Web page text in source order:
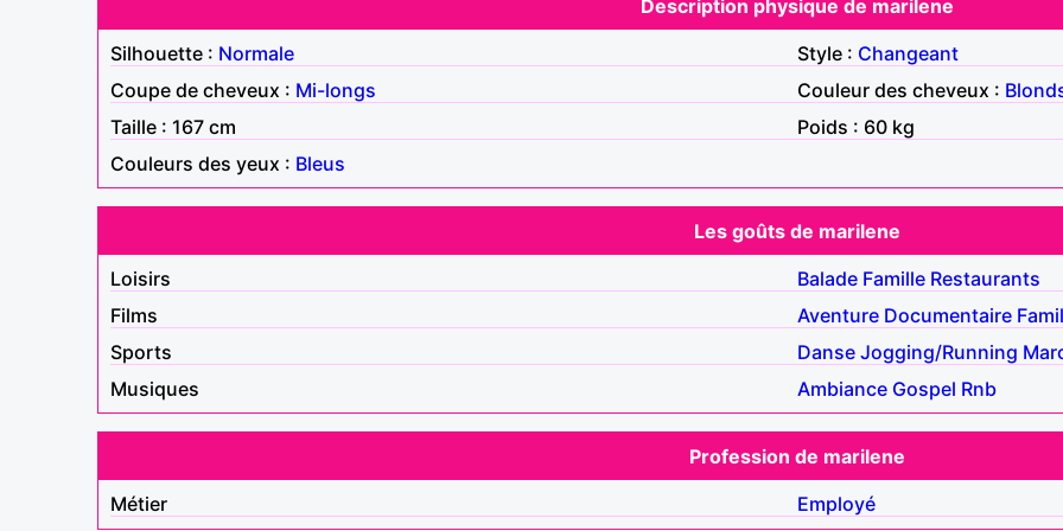
Description physique de marilene
Silhouette : Normale Style : Changeant
Coupe de cheveux : Mi-longs Couleur des cheveux :
Taille : 167 cm
Poids : 60 kg
Couleurs des yeux : Bleus
Les goûts de marilene
Loisirs
Balade Famille Restaurants
Films
Aventure Documentaire
Sports
Danse Jogging/Running
Musiques
Ambiance Gospel Rnb
Profession de marilene
Métier
Employé